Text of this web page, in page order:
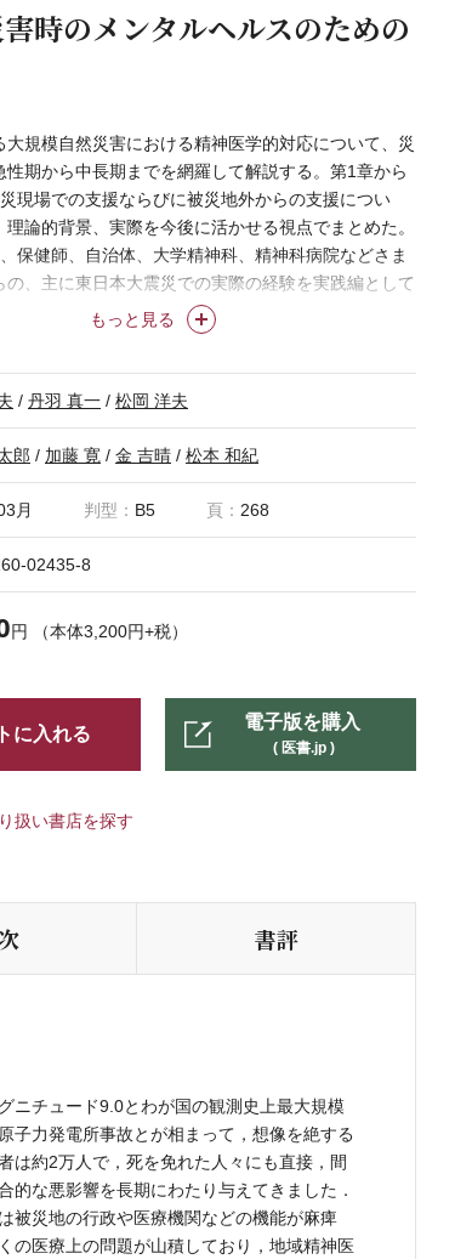
時のメンタルヘルスのための
もっと見る
大規模自然災害における精神医学的対応について、災
性期から中長期までを網羅して解説する。第1章から
現場での支援ならびに被災地外からの支援につい
理論的背景、実際を今後に活かせる視点でまとめた。
保健師、自治体、大学精神科、精神科病院などさま
の、主に東日本大震災での実際の経験を実践編として
/ 丹羽 真一 / 松岡 洋夫
郎 / 加藤 寛 / 金 吉晴 / 松本 和紀
月 判型： B5 頁： 268
02435-8
円 （本体3,200円+税）
に入れる
電子版を購入
( 医書.jp )
扱い書店を探す
書評
チュード9.0とわが国の観測史上最大規模
子力発電所事故とが相まって，想像を絶する
は約2万人で，死を免れた人々にも直接，間
な悪影響を長期にわたり与えてきました．
被災地の行政や医療機関などの機能が麻痺
の医療上の問題が山積しており，地域精神医